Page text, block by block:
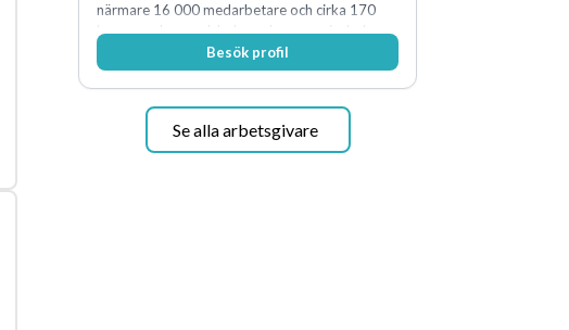
närmare 16 000 medarbetare och cirka 170
kommunala grundskolor och gymnasieskolor
Besök profil
Se alla arbetsgivare